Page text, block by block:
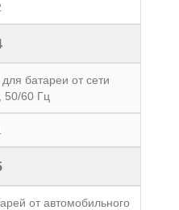
батареи от сети
50/60 Гц
от автомобильного